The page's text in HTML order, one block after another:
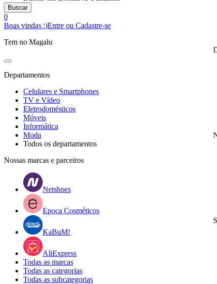
Buscar
0
Boas vindas :)Entre ou Cadastre-se
Tem no Magalu
Departamentos
Celulares e Smartphones
TV e Vídeo
Eletrodomésticos
Móveis
Informática
Moda
Todos os departamentos
Nossas marcas e parceiros
Netshoes
Epoca Cosméticos
KaBuM!
AliExpress
Todas as marcas
Todas as categorias
Todas as subcategorias